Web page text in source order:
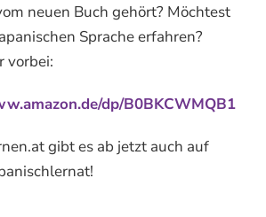
neuen Buch gehört? Möchtest
Sprache erfahren?
vorbei:
dp/B0BKCWMQB1
gibt es ab jetzt auch auf